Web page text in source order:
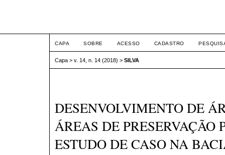
CAPA SOBRE ACESSO CADASTRO
Capa > v. 14, n. 14 (2018) > SILVA
DESENVOLVIMENTO DE
ÁREAS DE PRESERVAÇÃO
ESTUDO DE CASO NA